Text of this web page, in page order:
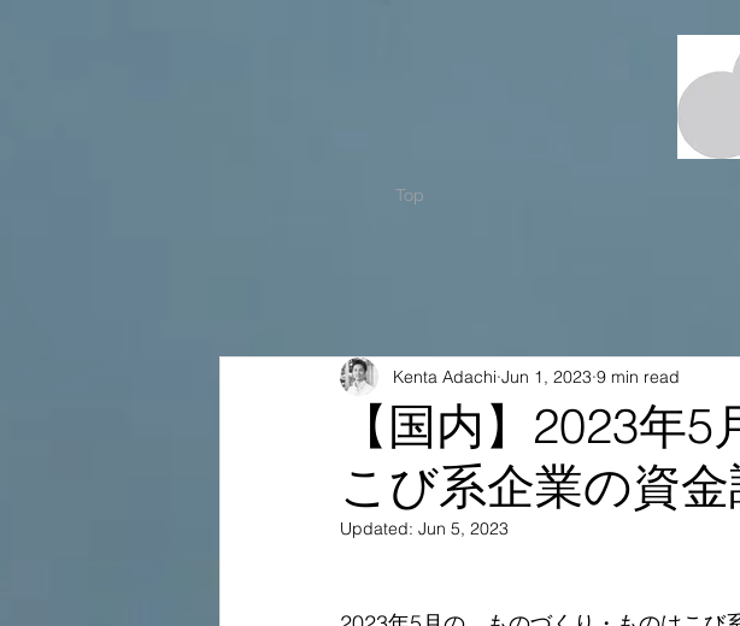
Top
【国内】2023年
こび系企業の資
Kenta Adachi Jun 1, 2023 9 min read
Updated: Jun 5, 2023